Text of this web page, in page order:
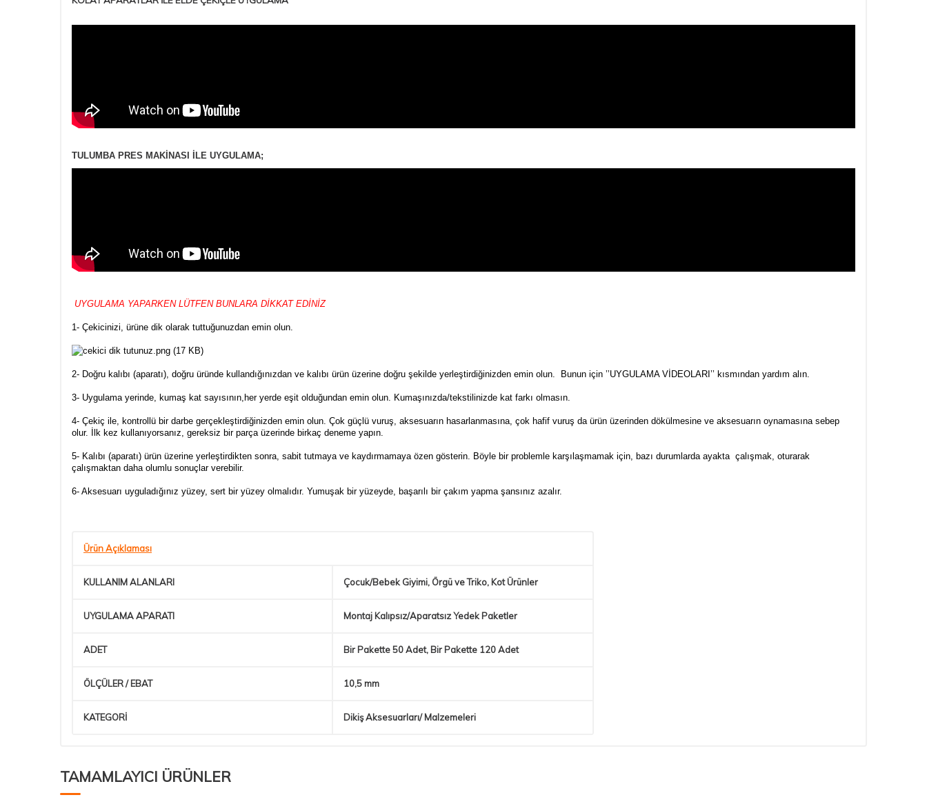
TULUMBA PRES MAKİNASI İLE UYGULAMA;
UYGULAMA YAPARKEN LÜTFEN BUNLARA DİKKAT EDİNİZ
1- Çekicinizi, ürüne dik olarak tuttuğunuzdan emin olun.
2- Doğru kalıbı (aparatı), doğru üründe kullandığınızdan ve kalıbı ürün üzerine doğru şekilde yerleştirdiğinizden emin olun. Bunun için ’’UYGULAMA VİDEOLARI’’ kısmından yardım alın.
3- Uygulama yerinde, kumaş kat sayısının,her yerde eşit olduğundan emin olun. Kumaşınızda/tekstilinizde kat farkı olmasın.
4- Çekiç ile, kontrollü bir darbe gerçekleştirdiğinizden emin olun. Çok güçlü vuruş, aksesuarın hasarlanmasına, çok hafif vuruş da ürün üzerinden dökülmesine ve aksesuarın oynamasına sebep
olur. İlk kez kullanıyorsanız, gereksiz bir parça üzerinde birkaç deneme yapın.
5- Kalıbı (aparatı) ürün üzerine yerleştirdikten sonra, sabit tutmaya ve kaydırmamaya özen gösterin. Böyle bir problemle karşılaşmamak için, bazı durumlarda ayakta çalışmak, oturarak
çalışmaktan daha olumlu sonuçlar verebilir.
6- Aksesuarı uyguladığınız yüzey, sert bir yüzey olmalıdır. Yumuşak bir yüzeyde, başarılı bir çakım yapma şansınız azalır.
Ürün Açıklaması
KULLANIM ALANLARI Çocuk/Bebek Giyimi, Örgü ve Triko, Kot Ürünler
UYGULAMA APARATI Montaj Kalıpsız/Aparatsız Yedek Paketler
ADET Bir Pakette 50 Adet, Bir Pakette 120 Adet
ÖLÇÜLER / EBAT 10,5 mm
KATEGORİ Dikiş Aksesuarları/ Malzemeleri
TAMAMLAYICI ÜRÜNLER